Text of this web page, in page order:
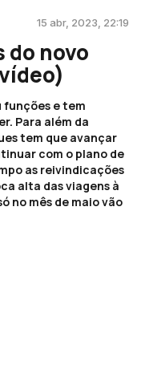
15 abr, 2023, 22:19
do novo
funções e tem
Para além da
tem que avançar
com o plano de
as reivindicações
alta das viagens à
no mês de maio vão